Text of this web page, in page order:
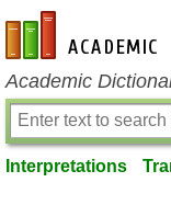
en-academic.com
Academic
Interpretations